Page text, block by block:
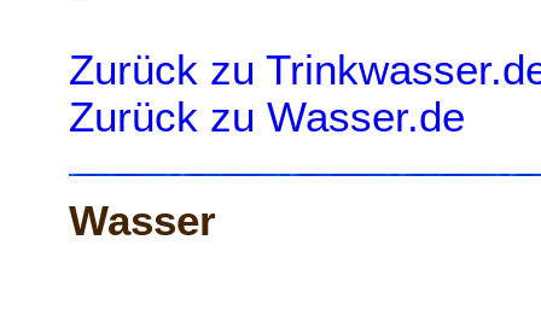
Zurück zu
Zurück zu Wasser.de
Wasser